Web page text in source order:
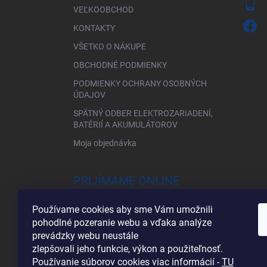
Používame cookies aby sme Vám umožnili
pohodlné pozeranie webu a vďaka analýze
prevádzky webu neustále
zlepšovali jeho funkcie, výkon a použiteľnosť.
Používanie súborov cookies viac informácií -TU
VEĽKOOBCHOD
KONTAKTY
VŠETKO O NÁKUPE
OBCHODNÉ PODMIENKY
PODMIENKY OCHRANY OSOBNÝCH
ÚDAJOV
SPÄTNÝ ODBER ELEKTROZARIADENÍ,
BATÉRIÍ A AKUMULÁTOROV
Moja objednávka
PRIJÍMAME ONLINE